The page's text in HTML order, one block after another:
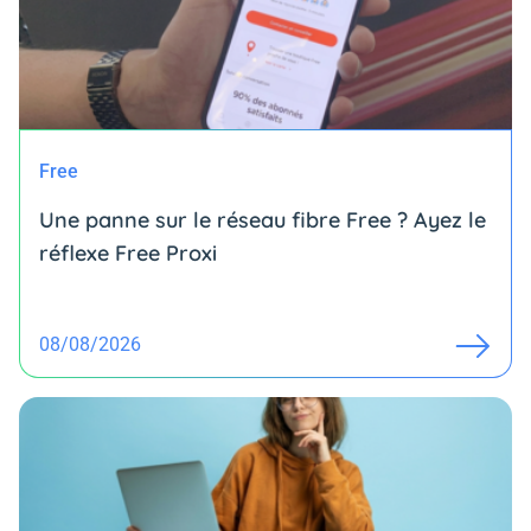
Free
Une panne sur le réseau fibre Free ? Ayez le
réflexe Free Proxi
08/08/2026